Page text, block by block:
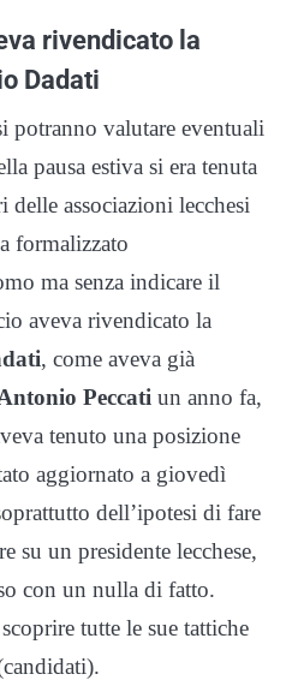
rivendicato la
Dadati
potranno valutare eventuali
pausa estiva si era tenuta
associazioni lecchesi
formalizzato
ma senza indicare il
aveva rivendicato la
, come aveva già
Peccati un anno fa,
tenuto una posizione
aggiornato a giovedì
dell’ipotesi di fare
su un presidente lecchese,
con un nulla di fatto.
tutte le sue tattiche